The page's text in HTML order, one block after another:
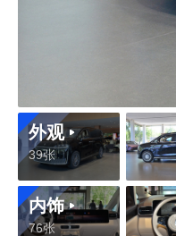
外观
39张
内饰
76张